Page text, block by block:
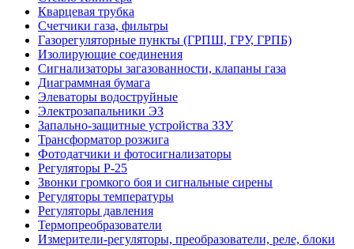
Кварцевая трубка
Счетчики газа, фильтры
Газорегуляторные пункты (ГРПШ, ГРУ, ГРПБ)
Изолирующие соединения
Сигнализаторы загазованности, клапаны газа
Диаграммная бумага
Элеваторы водоструйные
Электрозапальники ЭЗ
Запально-защитные устройства ЗЗУ
Трансформатор розжига
Фотодатчики и фотосигнализаторы
Регуляторы Р-25
Звонки громкого боя и сигнальные сирены
Регуляторы температуры
Регуляторы давления
Термопреобразователи
Измерители-регуляторы, преобразователи, реле, блоки